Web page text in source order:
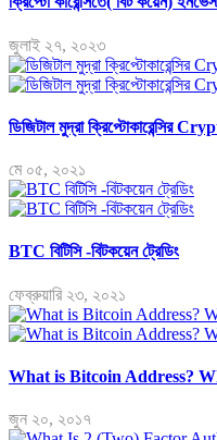
জুলাই ২৭, ২০২৩
ডিজিটাল মুদ্রা ক্রিপ্টোকারেন্সির
মে ০৫, ২০২১
BTC বিটিসি -বিটকয়েন ট্রেডিং
ফেব্রুয়ারি ২৩, ২০২১
What is Bitcoin Address?
জুন ২০, ২০১৭